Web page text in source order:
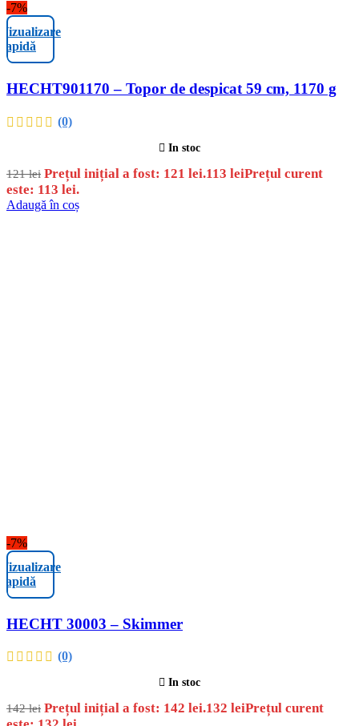
-7%
Vizualizare
rapidă
HECHT901170 – Topor de despicat 59 cm, 1170 g
(0)
In stoc
121lei Prețul inițial a fost: 121 lei.113 leiPrețul curent
este: 113 lei.
Adaugă în coș
-7%
Vizualizare
rapidă
HECHT 30003 – Skimmer
(0)
In stoc
142lei Prețul inițial a fost: 142 lei.132 leiPrețul curent